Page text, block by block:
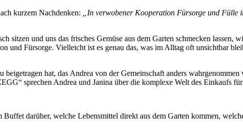
kurzem Nachdenken: „In verwobener Kooperation Fürsorge und Fülle
sitzen und uns das frisches Gemüse aus dem Garten schmecken
und Fürsorge. Vielleicht ist es genau das, was im Alltag oft unsichtbar
hat, das Andrea von der Gemeinschaft anders
sprechen Andrea und Janina über die komplexe Welt des Einkaufs
darüber, welche Lebensmittel direkt aus dem Garten kommen,